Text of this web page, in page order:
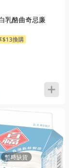
乳酪曲奇忌廉
$13換購
暫時缺貨